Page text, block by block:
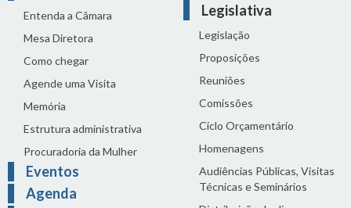
Entenda a Câmara
Mesa Diretora
Como chegar
Agende uma Visita
Memória
Estrutura administrativa
Procuradoria da Mulher
Eventos
Agenda
Legislativa
Legislação
Proposições
Reuniões
Comissões
Ciclo Orçamentário
Homenagens
Audiências Públicas, Visitas
Técnicas e Seminários